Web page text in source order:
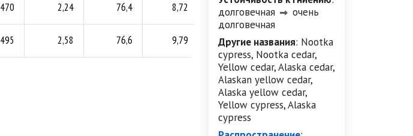
470 2,24 76,4 8,72 39,0
495 2,58 76,6 9,79 43,5
долговечная
очень
долговечная
Другие названия: Nootka
cypress, Nootka cedar,
Yellow cedar, Alaska cedar,
Alaskan yellow cedar,
Alaska yellow cedar,
Yellow cypress, Alaska
cypress